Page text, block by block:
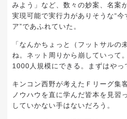
みよう」など、数々の妙案、名案
実現可能で実行力がありそうな“
ア”であふれていた。
「なんかちょっと（フットサルの
ね。ネット周りから崩していって
1000人規模にできる。まずはやっ
キンコン西野が考えたＦリーグ集
ノウハウを直に学んだ皆本を見習
していかない手はないだろう。